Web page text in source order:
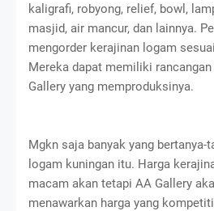
kaligrafi, robyong, relief, bowl,
masjid, air mancur, dan lainnya.
mengorder kerajinan logam
Mereka dapat memiliki
Gallery yang memproduksinya.
Mgkn saja banyak yang bertanya-
logam kuningan itu. Harga
macam akan tetapi AA Gallery
menawarkan harga yang